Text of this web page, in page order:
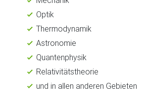
Optik
Thermodynamik
Astronomie
Quantenphysik
Relativitätstheorie
und in allen anderen Gebieten